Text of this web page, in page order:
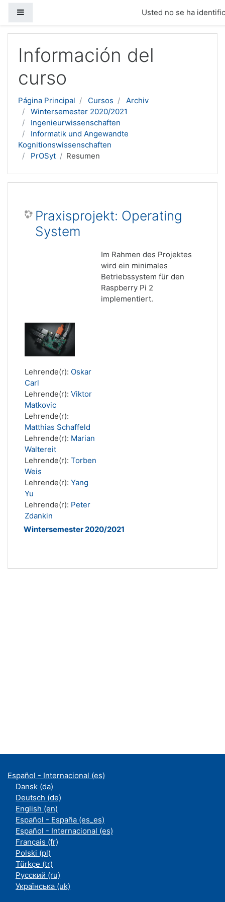
Usted no se ha
Información del
curso
Página Principal Cursos
Archiv
Wintersemester 2020/2021
Ingenieurwissenschaften
Informatik und Angewandte
Kognitionswissenschaften
PrOSyt
Resumen
Praxisprojekt: Operating
System
Im Rahmen des Projektes
wird ein minimales
Betriebssystem für den
Raspberry Pi 2
implementiert.
Lehrende(r): Oskar
Carl
Lehrende(r): Viktor
Matkovic
Lehrende(r):
Matthias Schaffeld
Lehrende(r): Marian
Waltereit
Lehrende(r): Torben
Weis
Lehrende(r): Yang
Yu
Lehrende(r): Peter
Zdankin
Wintersemester 2020/2021
Español - Internacional ‎(es)‎
Dansk ‎(da)‎
Deutsch ‎(de)‎
English ‎(en)‎
Español - España ‎(es_es)‎
Español - Internacional ‎(es)‎
Français ‎(fr)‎
Polski ‎(pl)‎
Türkçe ‎(tr)‎
Русский ‎(ru)‎
Українська ‎(uk)‎